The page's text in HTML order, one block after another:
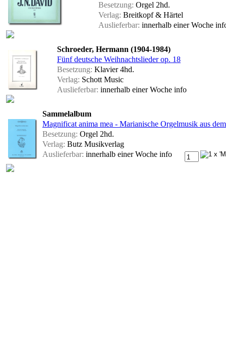
Besetzung: Orgel 2hd.
Verlag: Breitkopf & Härtel
Auslieferbar: innerhalb einer Woche
Schroeder, Hermann (1904-1984)
Fünf deutsche Weihnachtslieder op. 18
Besetzung: Klavier 4hd.
Verlag: Schott Music
Auslieferbar: innerhalb einer Woche info
Sammelalbum
Magnificat anima mea - Marianische Orgelmusik aus
Besetzung: Orgel 2hd.
Verlag: Butz Musikverlag
Auslieferbar: innerhalb einer Woche info